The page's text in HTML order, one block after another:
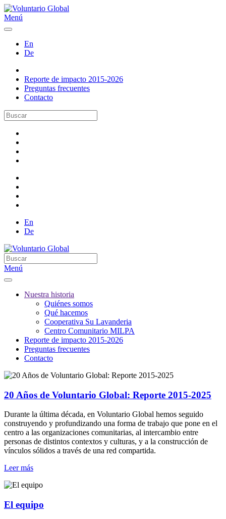
Menú
En
De
Reporte de impacto 2015-2026
Preguntas frecuentes
Contacto
En
De
Menú
Nuestra historia
Quiénes somos
Qué hacemos
Cooperativa Su Lavanderia
Centro Comunitario MILPA
Reporte de impacto 2015-2026
Preguntas frecuentes
Contacto
20 Años de Voluntario Global: Reporte 2015-2025
Durante la última década, en Voluntario Global hemos seguido
construyendo y profundizando una forma de trabajo que pone en el
centro a las organizaciones comunitarias, al intercambio entre
personas de distintos contextos y culturas, y a la construcción de
vínculos sólidos a través de una red compartida.
Leer más
El equipo